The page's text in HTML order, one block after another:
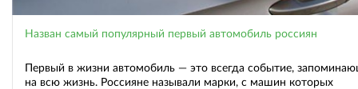
Назван самый популярный первый автомобиль россиян
Первый в жизни автомобиль — это всегда событие,
на всю жизнь. Россияне называли марки, с машин которых